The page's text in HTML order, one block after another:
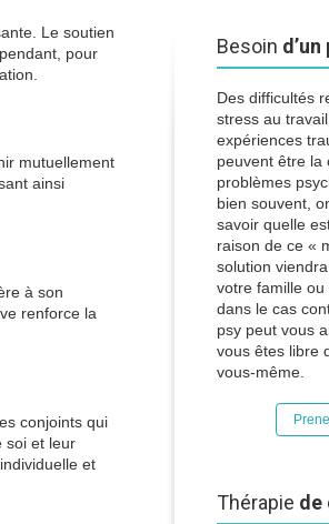
Le soutien
pour
mutuellement
ainsi
à son
renforce la
conjoints qui
soi et leur
et
Besoin d’un
Des difficultés
stress au
expériences
peuvent être la
problèmes
bien souvent,
savoir quelle
raison de ce «
solution
votre famille
dans le cas
psy peut vous
vous êtes libre
vous-même.
Thérapie de